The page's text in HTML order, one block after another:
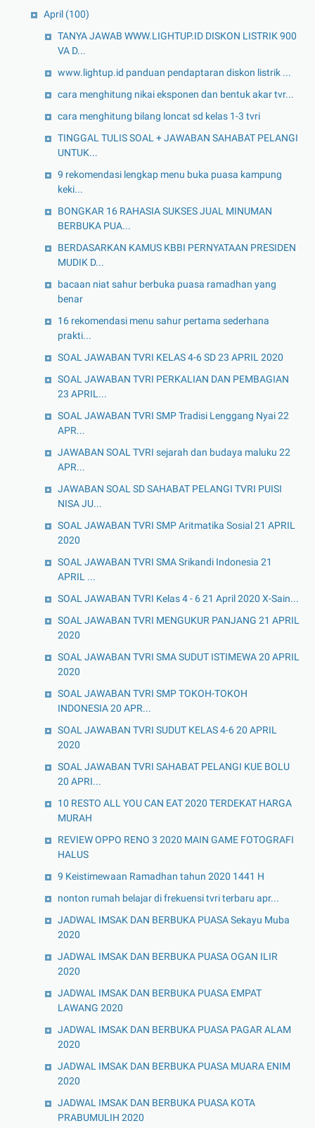
April (100)
TANYA JAWAB WWW.LIGHTUP.ID DISKON LISTRIK 900
VA D...
www.lightup.id panduan pendaptaran diskon listrik ...
cara menghitung nikai eksponen dan bentuk akar tvr...
cara menghitung bilang loncat sd kelas 1-3 tvri
TINGGAL TULIS SOAL + JAWABAN SAHABAT PELANGI
UNTUK...
9 rekomendasi lengkap menu buka puasa kampung
keki...
BONGKAR 16 RAHASIA SUKSES JUAL MINUMAN
BERBUKA PUA...
BERDASARKAN KAMUS KBBI PERNYATAAN PRESIDEN
MUDIK D...
bacaan niat sahur berbuka puasa ramadhan yang
benar
16 rekomendasi menu sahur pertama sederhana
prakti...
SOAL JAWABAN TVRI KELAS 4-6 SD 23 APRIL 2020
SOAL JAWABAN TVRI PERKALIAN DAN PEMBAGIAN
23 APRIL...
SOAL JAWABAN TVRI SMP Tradisi Lenggang Nyai 22
APR...
JAWABAN SOAL TVRI sejarah dan budaya maluku 22
APR...
JAWABAN SOAL SD SAHABAT PELANGI TVRI PUISI
NISA JU...
SOAL JAWABAN TVRI SMP Aritmatika Sosial 21 APRIL
2020
SOAL JAWABAN TVRI SMA Srikandi Indonesia 21
APRIL ...
SOAL JAWABAN TVRI Kelas 4 - 6 21 April 2020 X-Sain...
SOAL JAWABAN TVRI MENGUKUR PANJANG 21 APRIL
2020
SOAL JAWABAN TVRI SMA SUDUT ISTIMEWA 20 APRIL
2020
SOAL JAWABAN TVRI SMP TOKOH-TOKOH
INDONESIA 20 APR...
SOAL JAWABAN TVRI SUDUT KELAS 4-6 20 APRIL
2020
SOAL JAWABAN TVRI SAHABAT PELANGI KUE BOLU
20 APRI...
10 RESTO ALL YOU CAN EAT 2020 TERDEKAT HARGA
MURAH
REVIEW OPPO RENO 3 2020 MAIN GAME FOTOGRAFI
HALUS
9 Keistimewaan Ramadhan tahun 2020 1441 H
nonton rumah belajar di frekuensi tvri terbaru apr...
JADWAL IMSAK DAN BERBUKA PUASA Sekayu Muba
2020
JADWAL IMSAK DAN BERBUKA PUASA OGAN ILIR
2020
JADWAL IMSAK DAN BERBUKA PUASA EMPAT
LAWANG 2020
JADWAL IMSAK DAN BERBUKA PUASA PAGAR ALAM
2020
JADWAL IMSAK DAN BERBUKA PUASA MUARA ENIM
2020
JADWAL IMSAK DAN BERBUKA PUASA KOTA
PRABUMULIH 2020